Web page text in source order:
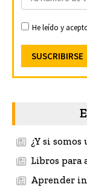
He leído y
¿Y si somos
Libros para
Aprender